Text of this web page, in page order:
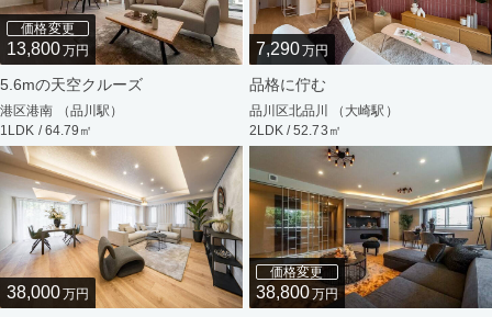
価格変更
13,800万円
5.6mの天空クルーズ
港区港南 （品川駅）
1LDK / 64.79㎡
7,290万円
品格に佇む
品川区北品川 （大崎駅）
2LDK / 52.73㎡
38,000万円
価格変更
38,800万円